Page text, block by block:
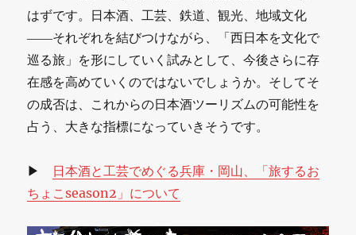
はずです。日本酒、工芸、鉄道、観光、地域文化
――それぞれを結びつけながら、「西日本を文化で
巡る旅」を形にしていく試みとして、今後さらに存
在感を高めていくのではないでしょうか。そしてそ
の成否は、これからの日本酒ツーリズムの可能性を
占う、大きな指標になっていきそうです。
▶ 日本酒と工芸でめぐる兵庫・岡山、「旅するお
ちょこseason2」について